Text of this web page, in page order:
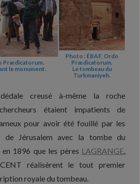
Prædicatorum.
le monument.
Photo : ÉBAF, Ordo
Prædicatorum.
Le tombeau du
Turkmaniyeh.
creusé à-même la roche
étaient impatients de
pour avoir été fouillé par les
de Jérusalem avec la tombe du
en 1896 que les pères LAGRANGE,
réalisèrent le tout premier
royale du tombeau.